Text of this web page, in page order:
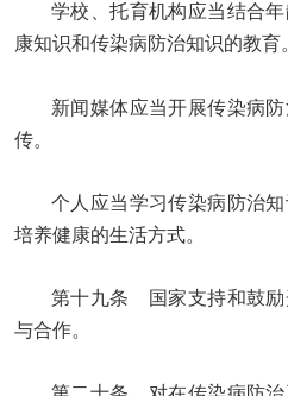
学校、托育机构应当结合
康知识和传染病防治知识的教育
新闻媒体应当开展传染病
传。
个人应当学习传染病防治
培养健康的生活方式。
第十九条 国家支持和鼓励
与合作。